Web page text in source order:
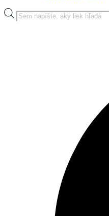
Products
search